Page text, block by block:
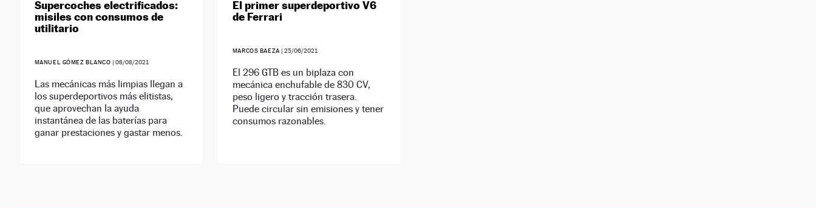
Supercoches electrificados:
misiles con consumos de
utilitario
MANUEL GÓMEZ BLANCO | 08/08/2021
Las mecánicas más limpias llegan a
los superdeportivos más elitistas,
que aprovechan la ayuda
instantánea de las baterías para
ganar prestaciones y gastar menos.
El primer superdeportivo V6
de Ferrari
MARCOS BAEZA | 25/06/2021
El 296 GTB es un biplaza con
mecánica enchufable de 830 CV,
peso ligero y tracción trasera.
Puede circular sin emisiones y tener
consumos razonables.